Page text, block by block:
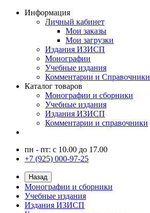
Информация
Личный кабинет
Мои заказы
Мои загрузки
Издания ИЗИСП
Монографии
Учебные издания
Комментарии и Справочники
Каталог товаров
Монографии и сборники
Учебные издания
Издания ИЗИСП
Комментарии и справочники
пн - пт: с 10.00 до 17.00
+7 (925) 000-97-25
Назад
Монографии и сборники
Учебные издания
Издания ИЗИСП